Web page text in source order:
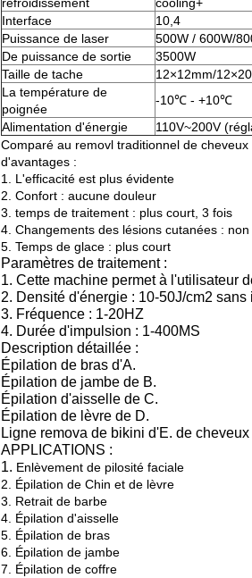
Interface
10,4
Puissance de laser
500W / 600W/
De puissance de sortie
3500W
Taille de tache
12×12mm/
La température de
poignée
-10℃ - +10℃
Alimentation d'énergie
110V~200V
Comparé au removl traditionnel de
d'avantages :
1. L'efficacité est plus évidente
2. Confort : aucune douleur
3. temps de traitement : plus court, 3 fois
4. Changements des lésions cutanées :
5. Temps de glace : plus court
Paramètres de traitement :
1. Cette machine permet à l'utilisateur
2. Densité d'énergie : 10-50J/cm2
3. Fréquence : 1-20HZ
4. Durée d'impulsion : 1-400MS
Description détaillée :
Épilation de bras d'A.
Épilation de jambe de B.
Épilation d'aisselle de C.
Épilation de lèvre de D.
Ligne remova de bikini d'E. de cheveux
APPLICATIONS :
1. Enlèvement de pilosité faciale
2. Épilation de Chin et de lèvre
3. Retrait de barbe
4. Épilation d'aisselle
5. Épilation de bras
6. Épilation de jambe
7. Épilation de coffre